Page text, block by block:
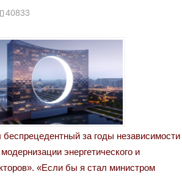
40833
за годы независимости
энергетического и
«Если бы я стал министром